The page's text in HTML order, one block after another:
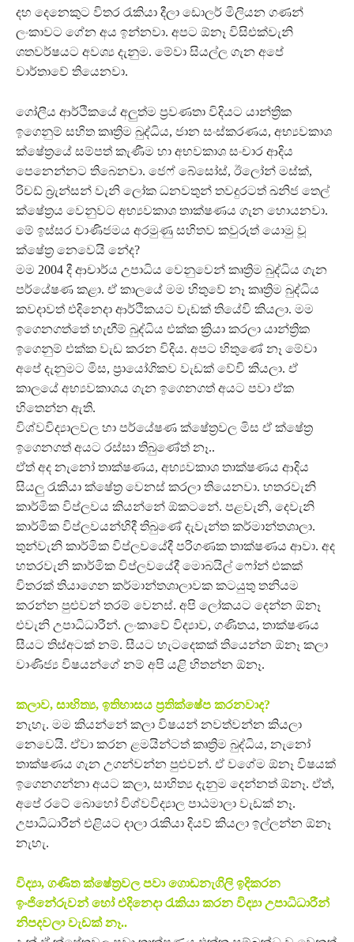
දහ දෙනෙකුට විතර රැකියා දීලා ඩොලර් මිලියන ගණන්
ලංකාවට ගේන අය ඉන්නවා. අපට ඕනෑ විසිඑක්වැනි
ශතවර්ෂයට අවශ්‍ය දැනුම. මේවා සියල්ල ගැන අපේ
වාර්තාවේ තියෙනවා.
ගෝලීය ආර්ථිකයේ අලුත්ම ප්‍රවණතා විදියට යාන්ත්‍රික
ඉගෙනුම් සහිත කෘත්‍රිම බුද්ධිය, ජාන සංස්කරණය, අභ්‍යවකාශ
ක්ෂේත්‍රයේ සම්පත් කැණීම හා අභවකාශ සංචාර ආදිය
පෙනෙන්නට තිබෙනවා. ජෙෆ් බේසෝස්, ඊලෝන් මස්ක්,
රිචඩ් බ්‍රැන්සන් වැනි ලෝක ධනවතුන් තවදුරටත් ඛනිජ තෙල්
ක්ෂේත්‍රය වෙනුවට අභ්‍යවකාශ තාක්ෂණය ගැන හොයනවා.
මේ ඉස්සර වාණිජමය අරමුණු සහිතව කවුරුත් යොමු වූ
ක්ෂේත්‍ර නෙවෙයි නේද?
මම 2004 දී ආචාර්ය උපාධිය වෙනුවෙන් කෘත්‍රිම බුද්ධිය ගැන
පර්යේෂණ කළා. ඒ කාලයේ මම හිතුවේ නෑ කෘත්‍රිම බුද්ධිය
කවදාවත් එදිනෙදා ආර්ථිකයට වැඩක් තියේවි කියලා. මම
ඉගෙනගත්තේ හැඟීම් බුද්ධිය එක්ක ක්‍රියා කරලා යාන්ත්‍රික
ඉගෙනුම් එක්ක වැඩ කරන විදිය. අපට හිතුණේ නෑ මේවා
අපේ දැනුමට මිස, ප්‍රායෝගිකව වැඩක් වේවි කියලා. ඒ
කාලයේ අභ්‍යවකාශය ගැන ඉගෙනගත් අයට පවා ඒක
හිතෙන්න ඇති.
විශ්වවිද්‍යාලවල හා පර්යේෂණ ක්ෂේත්‍රවල මිස ඒ ක්ෂේත්‍ර
ඉගෙනගත් අයට රස්සා තිබුණේත් නෑ..
ඒත් අද නැනෝ තාක්ෂණය, අභ්‍යවකාශ තාක්ෂණය ආදිය
සියලු රැකියා ක්ෂේත්‍ර වෙනස් කරලා තියෙනවා. හතරවැනි
කාර්මික විප්ලවය කියන්නේ ඕකටනේ. පළවැනි, දෙවැනි
කාර්මික විප්ලවයන්හිදී තිබුණේ දැවැන්ත කර්මාන්තශාලා.
තුන්වැනි කාර්මික විප්ලවයේදී පරිගණක තාක්ෂණය ආවා. අද
හතරවැනි කාර්මික විප්ලවයේදී මොබයිල් ෆෝන් එකක්
විතරක් තියාගෙන කර්මාන්තශාලාවක කටයුතු තනියම
කරන්න පුළුවන් තරම් වෙනස්. අපි ලෝකයට දෙන්න ඕනෑ
එවැනි උපාධිධාරීන්. ලංකාවේ විද්‍යාව, ගණිතය, තාක්ෂණය
සීයට තිස්අටක් නම්. සීයට හැටදෙකක් තියෙන්න ඕනෑ කලා
වාණිජ්‍ය විෂයන්ගේ නම් අපි යළි හිතන්න ඕනෑ.
කලාව, සාහිත්‍ය, ඉතිහාසය ප්‍රතික්ෂේප කරනවාද?
නැහැ. මම කියන්නේ කලා විෂයන් නවත්වන්න කියලා
නෙවෙයි. ඒවා කරන ළමයින්ටත් කෘත්‍රිම බුද්ධිය, නැනෝ
තාක්ෂණය ගැන උගන්වන්න පුළුවන්. ඒ වගේම ඕනෑ විෂයක්
ඉගෙනගන්නා අයට කලා, සාහිත්‍ය දැනුම දෙන්නත් ඕනෑ. ඒත්,
අපේ රටේ බොහෝ විශ්වවිද්‍යාල පාඨමාලා වැඩක් නෑ.
උපාධිධාරීන් එළියට දාලා රැකියා දියව් කියලා ඉල්ලන්න ඕනෑ
නැහැ.
විද්‍යා, ගණිත ක්ෂේත්‍රවල පවා ගොඩනැගිලි ඉදිකරන
ඉංජිනේරුවන් හෝ එදිනෙදා රැකියා කරන විද්‍යා උපාධිධාරීන්
නිපදවලා වැඩක් නෑ..